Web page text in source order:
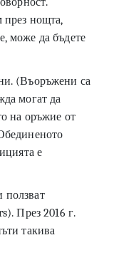
през нощта,
може да бъдете
(Въоръжени са
могат да
на оръжие от
е
ползват
През 2016 г.
такива